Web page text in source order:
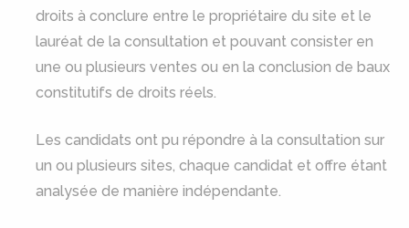
droits à conclure entre le propriétaire du site et le
lauréat de la consultation et pouvant consister en
une ou plusieurs ventes ou en la conclusion de baux
constitutifs de droits réels.
Les candidats ont pu répondre à la consultation sur
un ou plusieurs sites, chaque candidat et offre étant
analysée de manière indépendante.